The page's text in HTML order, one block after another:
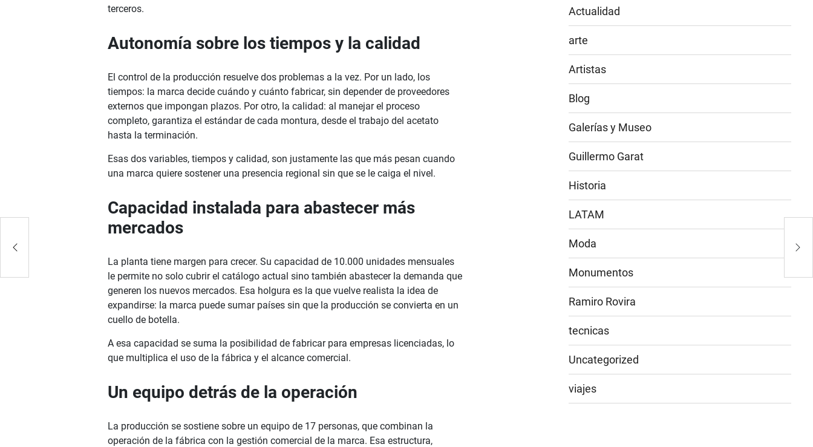
terceros.
Autonomía sobre los tiempos y la calidad
El control de la producción resuelve dos problemas a la vez. Por un lado, los
tiempos: la marca decide cuándo y cuánto fabricar, sin depender de proveedores
externos que impongan plazos. Por otro, la calidad: al manejar el proceso
completo, garantiza el estándar de cada montura, desde el trabajo del acetato
hasta la terminación.
Esas dos variables, tiempos y calidad, son justamente las que más pesan cuando
una marca quiere sostener una presencia regional sin que se le caiga el nivel.
Capacidad instalada para abastecer más
mercados
La planta tiene margen para crecer. Su capacidad de 10.000 unidades mensuales
le permite no solo cubrir el catálogo actual sino también abastecer la demanda que
generen los nuevos mercados. Esa holgura es la que vuelve realista la idea de
expandirse: la marca puede sumar países sin que la producción se convierta en un
cuello de botella.
A esa capacidad se suma la posibilidad de fabricar para empresas licenciadas, lo
que multiplica el uso de la fábrica y el alcance comercial.
Un equipo detrás de la operación
La producción se sostiene sobre un equipo de 17 personas, que combinan la
operación de la fábrica con la gestión comercial de la marca. Esa estructura,
Actualidad
arte
Artistas
Blog
Galerías y Museo
Guillermo Garat
Historia
LATAM
Moda
Monumentos
Ramiro Rovira
tecnicas
Uncategorized
viajes